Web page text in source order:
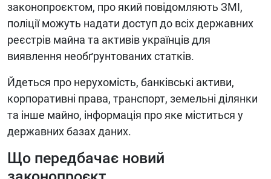
законопроєктом, про який повідомляють ЗМІ,
поліції можуть надати доступ до всіх державних
реєстрів майна та активів українців для
виявлення необґрунтованих статків.
Йдеться про нерухомість, банківські активи,
корпоративні права, транспорт, земельні ділянки
та інше майно, інформація про яке міститься у
державних базах даних.
Що передбачає новий